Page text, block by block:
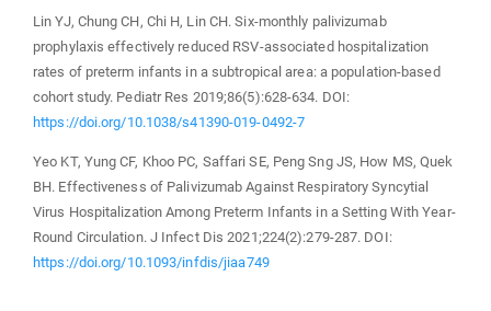
Lin YJ, Chung CH, Chi H, Lin CH. Six-monthly palivizumab
prophylaxis effectively reduced RSV-associated hospitalization
rates of preterm infants in a subtropical area: a population-based
cohort study. Pediatr Res 2019;86(5):628-634. DOI:
https://doi.org/10.1038/s41390-019-0492-7
Yeo KT, Yung CF, Khoo PC, Saffari SE, Peng Sng JS, How MS, Quek
BH. Effectiveness of Palivizumab Against Respiratory Syncytial
Virus Hospitalization Among Preterm Infants in a Setting With Year-
Round Circulation. J Infect Dis 2021;224(2):279-287. DOI:
https://doi.org/10.1093/infdis/jiaa749